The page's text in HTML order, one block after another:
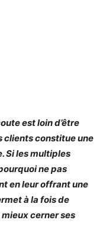
est loin d’être
clients constitue une
Si les multiples
ne pas
en leur offrant une
à la fois de
cerner ses